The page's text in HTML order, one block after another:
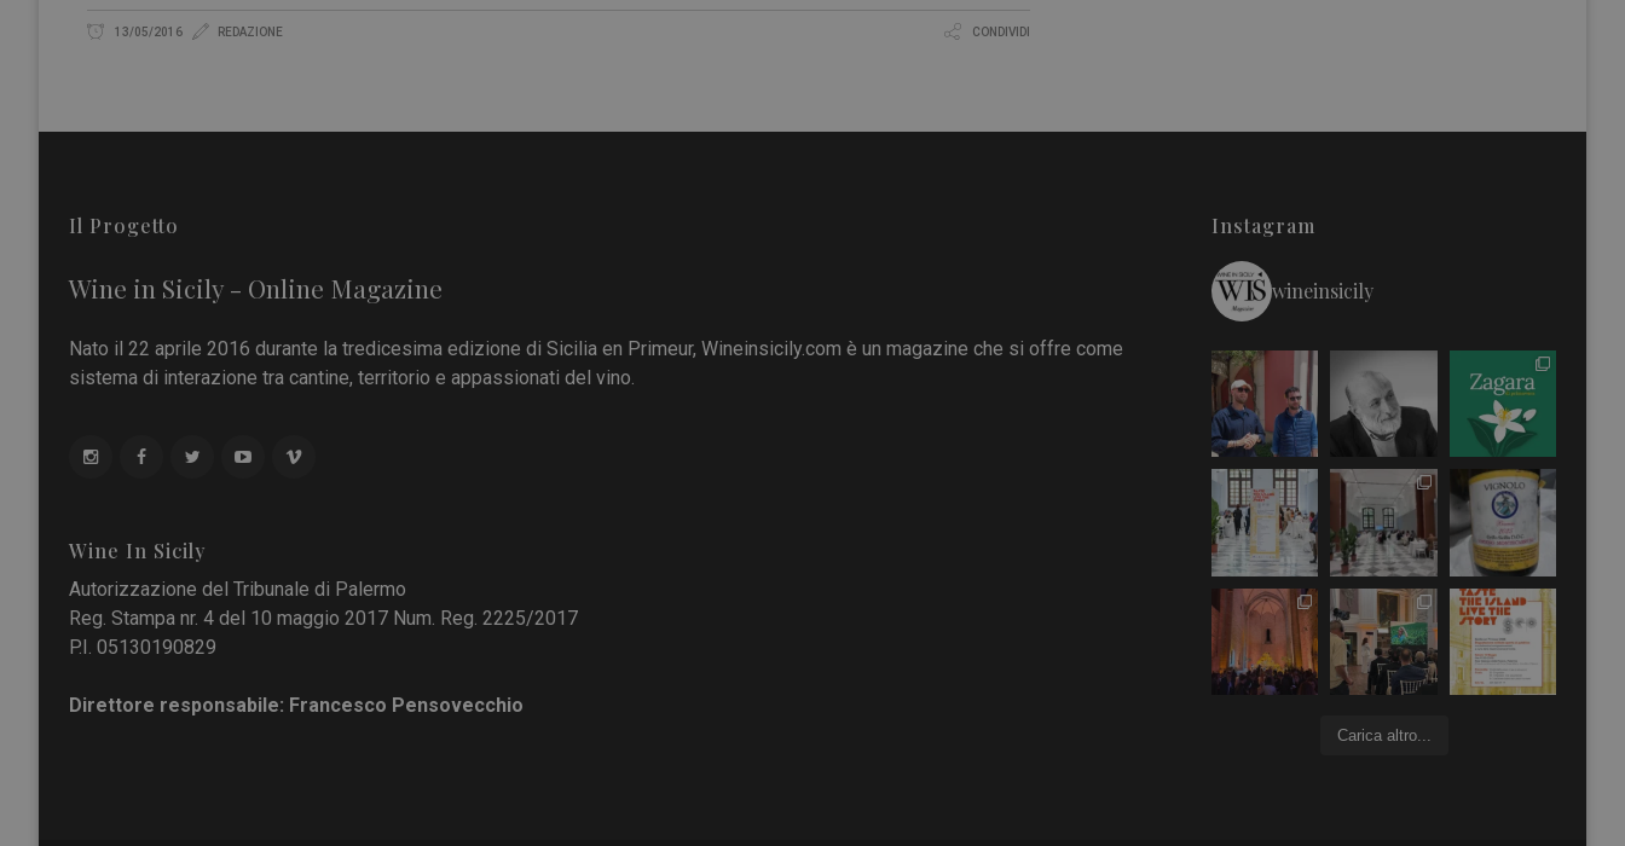
13/05/2016 REDAZIONE CONDIVIDI
Il Progetto
Wine in Sicily - Online Magazine
Nato il 22 aprile 2016 durante la tredicesima edizione di Sicilia en Primeur, Wineinsicily.com è un magazine che si offre come
sistema di interazione tra cantine, territorio e appassionati del vino.
Wine In Sicily
Autorizzazione del Tribunale di Palermo
Reg. Stampa nr. 4 del 10 maggio 2017 Num. Reg. 2225/2017
P.I. 05130190829
Direttore responsabile: Francesco Pensovecchio
Instagram
wineinsicily
Carica altro...